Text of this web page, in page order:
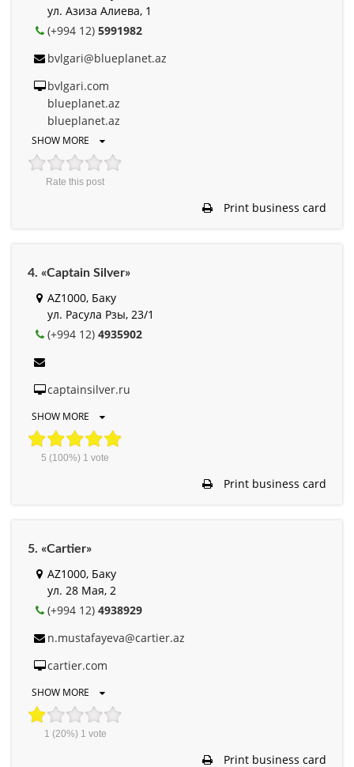
ул. Азиза Алиева, 1
(+994 12) 5991982
bvlgari@blueplanet.az
bvlgari.com
blueplanet.az
blueplanet.az
SHOW MORE
Rate this post
Print business card
4. «Captain Silver»
AZ1000, Баку
ул. Расула Рзы, 23/1
(+994 12) 4935902
captainsilver.ru
SHOW MORE
5 (100%) 1 vote
Print business card
5. «Cartier»
AZ1000, Баку
ул. 28 Мая, 2
(+994 12) 4938929
n.mustafayeva@cartier.az
cartier.com
SHOW MORE
1 (20%) 1 vote
Print business card